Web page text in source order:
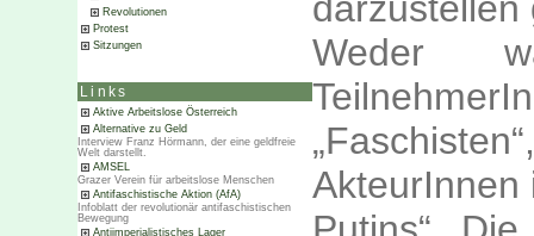
Revolutionen
Protest
Sitzungen
Links
Aktive Arbeitslose Österreich
Alternative zu Geld
Interview Franz Hörmann, der eine geldfreie
Welt darstellt.
AMSEL
Grazer Verein für arbeitslose Menschen
Antifaschistische Aktion (AfA)
Infoblatt der revolutionär antifaschistischen
Bewegung
Antiimperialistisches Lager
Weder
AkteurInnen